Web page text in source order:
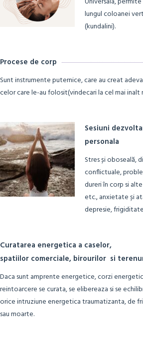
lungul coloanei
(kundalini).
Procese de corp
Sunt instrumente puternice, care au creat
celor care le-au folosit(vindecari la cel mai inalt
Sesiuni
personala
Stres și oboseală,
conflictuale,
dureri în corp si
etc., anxietate și
depresie,
Curatarea energetica a caselor,
spatiilor comerciale, birourilor si
Daca sunt amprente energetice, corzi
reintoarcere se curata, se elibereaza si se
orice intruziune energetica traumatizanta, de
sau moarte.